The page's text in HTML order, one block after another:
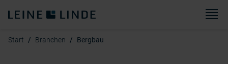
Start Branchen Bergbau